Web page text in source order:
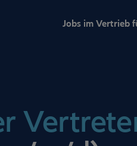
Jobs im Vertrieb